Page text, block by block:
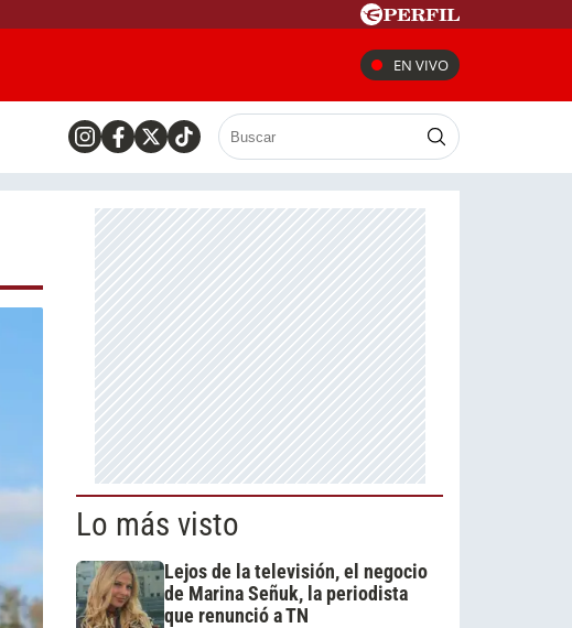
EN VIVO
Lo más visto
Lejos de la televisión, el negocio
de Marina Señuk, la periodista
que renunció a TN